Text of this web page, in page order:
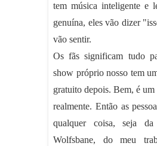
tem música inteligente e
genuína, eles vão dizer
vão sentir.
Os fãs significam tudo
show próprio nosso tem
gratuito depois. Bem, é um
realmente. Então as
qualquer coisa, seja
Wolfsbane, do meu